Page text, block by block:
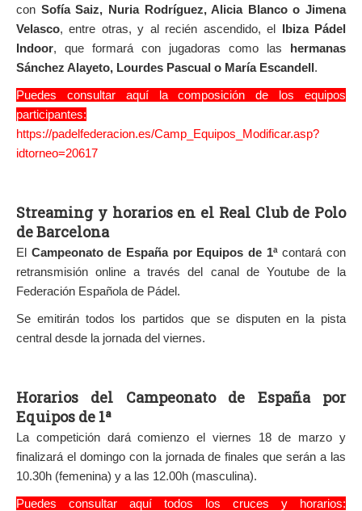
con Sofía Saiz, Nuria Rodríguez, Alicia Blanco o Jimena
Velasco, entre otras, y al recién ascendido, el Ibiza Pádel
Indoor, que formará con jugadoras como las hermanas
Sánchez Alayeto, Lourdes Pascual o María Escandell.
Puedes consultar aquí la composición de los equipos
participantes:
https://padelfederacion.es/Camp_Equipos_Modificar.asp?
idtorneo=20617
Streaming y horarios en el Real Club de Polo
de Barcelona
El Campeonato de España por Equipos de 1ªcontará con
retransmisión online a través del canal de Youtube de la
Federación Española de Pádel.
Se emitirán todos los partidos que se disputen en la pista
central desde la jornada del viernes.
Horarios del Campeonato de España por
Equipos de 1ª
La competición dará comienzo el viernes 18 de marzo y
finalizará el domingo con la jornada de finales que serán a las
10.30h (femenina) y a las 12.00h (masculina).
Puedes consultar aquí todos los cruces y horarios: